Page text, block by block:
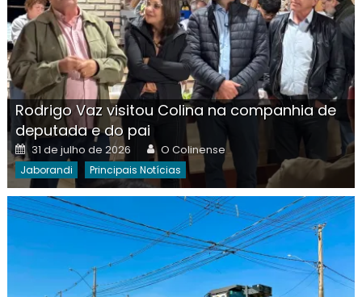
Rodrigo Vaz visitou Colina na companhia de
deputada e do pai
Posted
on
31 de julho de 2026 Author
O Colinense
Jaborandi Principais Notícias